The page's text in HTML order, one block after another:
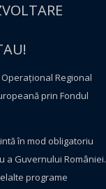
Regional
prin Fondul
în mod obligatoriu
a Guvernului României.
programe